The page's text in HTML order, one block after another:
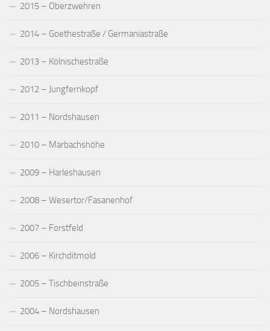
2015 – Oberzwehren
2014 – Goethestraße / Germaniastraße
2013 – Kölnischestraße
2012 – Jungfernkopf
2011 – Nordshausen
2010 – Marbachshöhe
2009 – Harleshausen
2008 – Wesertor/Fasanenhof
2007 – Forstfeld
2006 – Kirchditmold
2005 – Tischbeinstraße
2004 – Nordshausen